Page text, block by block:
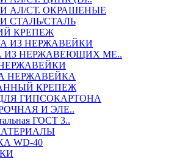
АЛ/СТ. ОКРАШЕНЫЕ
СТАЛЬ/СТАЛЬ
КРЕПЕЖ
ИЗ НЕРЖАВЕЙКИ
ИЗ НЕРЖАВЕЮЩИХ МЕ..
НЕРЖАВЕЙКА
КРЕПЕЖ
ГИПСОКАРТОНА
И ЭЛЕ..
ГОСТ 3..
WD-40